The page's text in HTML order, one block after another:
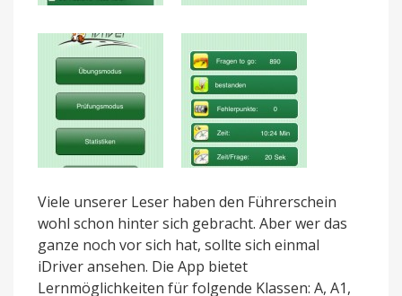
Viele unserer Leser haben den Führerschein
wohl schon hinter sich gebracht. Aber wer das
ganze noch vor sich hat, sollte sich einmal
iDriver ansehen. Die App bietet
Lernmöglichkeiten für folgende Klassen: A, A1,